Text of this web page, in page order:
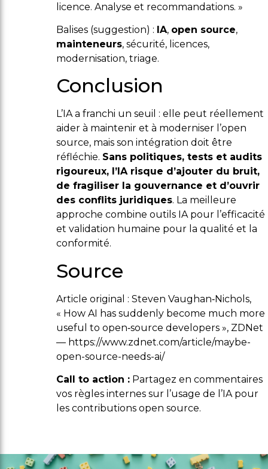
licence. Analyse et recommandations. »
Balises (suggestion) : IA, open source,
mainteneurs, sécurité, licences,
modernisation, triage.
Conclusion
L’IA a franchi un seuil : elle peut réellement
aider à maintenir et à moderniser l’open
source, mais son intégration doit être
réfléchie. Sans politiques, tests et audits
rigoureux, l’IA risque d’ajouter du bruit,
de fragiliser la gouvernance et d’ouvrir
des conflits juridiques. La meilleure
approche combine outils IA pour l’efficacité
et validation humaine pour la qualité et la
conformité.
Source
Article original : Steven Vaughan‑Nichols,
« How AI has suddenly become much more
useful to open‑source developers », ZDNet
— https://www.zdnet.com/article/maybe-
open-source-needs-ai/
Call to action : Partagez en commentaires
vos règles internes sur l’usage de l’IA pour
les contributions open source.